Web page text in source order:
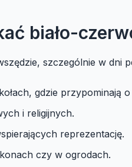
biało-
szczególnie w dni
gdzie przypominają
i religijnych.
reprezentację.
czy w ogrodach.